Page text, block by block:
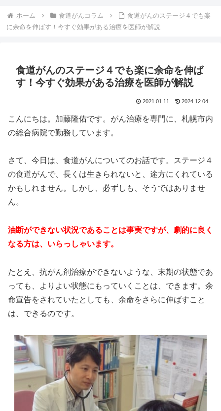
ホーム 食道がんコラム
食道がんのステージ４でも楽
に余命を伸ばす！今すぐ効果がある治療を医師が解説
食道がんのステージ４でも楽に余命を伸ば
す！今すぐ効果がある治療を医師が解説
2021.01.11 2024.12.04
こんにちは。加藤隆佑です。がん治療を専門に、札幌市内
の総合病院で勤務しています。
さて、今日は、食道がんについてのお話です。ステージ４
の食道がんで、長くは生きられないと、途方にくれている
かもしれません。しかし、必ずしも、そうではありませ
ん。
油断ができない状況であることは事実ですが、劇的に良く
なる方は、いらっしゃいます。
たとえ、抗がん剤治療ができないような、末期の状態であ
っても、よりよい状態にもっていくことは、できます。余
命宣告をされていたとしても、余命をさらに伸ばすこと
は、できるのです。